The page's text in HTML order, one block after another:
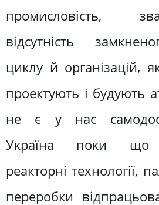
промисловість,
відсутність
циклу й організацій,
проектують і будують
не є у нас
Україна поки що
реакторні технології,
переробки